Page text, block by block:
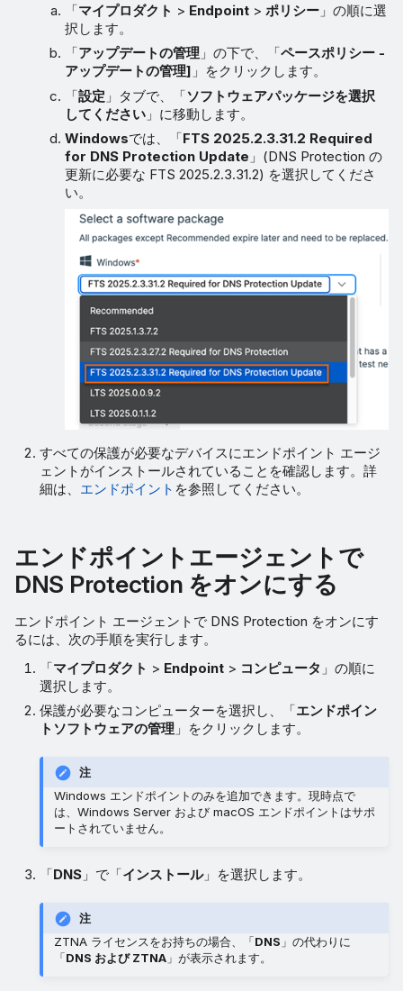
「マイプロダクト > Endpoint >ポリシー 」の順に選
択します。
「アップデートの管理 」の下で、「ペースポリシー -
アップデートの管理] 」をクリックします。
「設定 」タブで、「ソフトウェアパッケージを選択
してください 」に移動します。
Windowsでは、「FTS 2025.2.3.31.2 Required
for DNS Protection Update 」(DNS Protection の
更新に必要な FTS 2025.2.3.31.2) を選択してくださ
い。
すべての保護が必要なデバイスにエンドポイント エージ
ェントがインストールされていることを確認します。詳
細は、 エンドポイント を参照してください。
エンドポイントエージェントで
DNS Protection をオンにする
エンドポイント エージェントで DNS Protection をオンにす
るには、次の手順を実行します。
「マイプロダクト > Endpoint > コンピュータ 」の順に
選択します。
保護が必要なコンピューターを選択し、「エンドポイン
トソフトウェアの管理 」をクリックします。
注
Windows エンドポイントのみを追加できます。現時点で
は、Windows Server および macOS エンドポイントはサポ
ートされていません。
「DNS 」で「インストール」を選択します。
注
ZTNA ライセンスをお持ちの場合、「DNS 」の代わりに
「DNS および ZTNA 」が表示されます。